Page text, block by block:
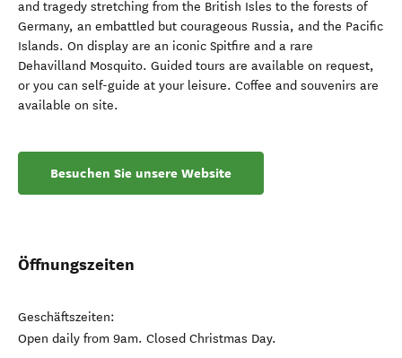
and tragedy stretching from the British Isles to the forests of
Germany, an embattled but courageous Russia, and the Pacific
Islands. On display are an iconic Spitfire and a rare
Dehavilland Mosquito. Guided tours are available on request,
or you can self-guide at your leisure. Coffee and souvenirs are
available on site.
Besuchen Sie unsere Website
Öffnungszeiten
Geschäftszeiten:
Open daily from 9am. Closed Christmas Day.